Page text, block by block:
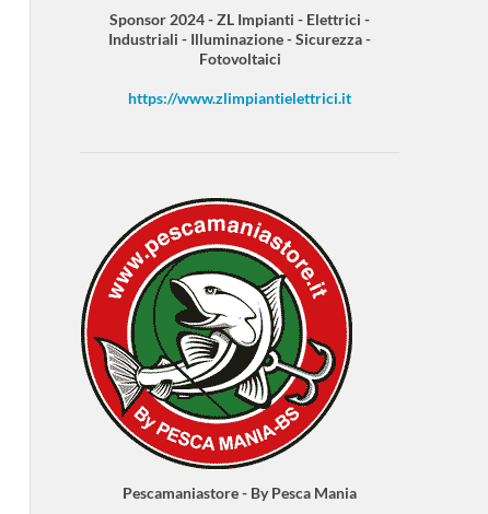
Sponsor 2024 - ZL Impianti - Elettrici -
Industriali - Illuminazione - Sicurezza -
Fotovoltaici
https://www.zlimpiantielettrici.it
Pescamaniastore - By Pesca Mania